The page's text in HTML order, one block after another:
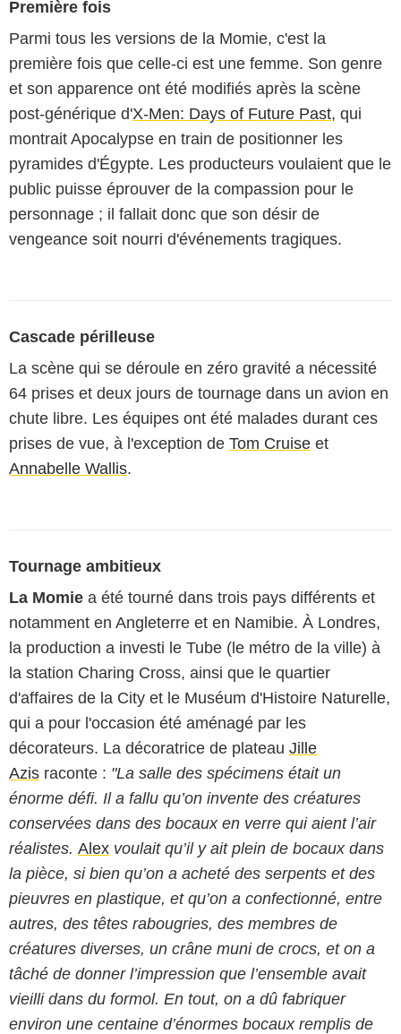
Première fois
Parmi tous les versions de la Momie, c'est la
première fois que celle-ci est une femme. Son genre
et son apparence ont été modifiés après la scène
post-générique d'X-Men: Days of Future Past, qui
montrait Apocalypse en train de positionner les
pyramides d'Égypte. Les producteurs voulaient que le
public puisse éprouver de la compassion pour le
personnage ; il fallait donc que son désir de
vengeance soit nourri d'événements tragiques.
Cascade périlleuse
La scène qui se déroule en zéro gravité a nécessité
64 prises et deux jours de tournage dans un avion en
chute libre. Les équipes ont été malades durant ces
prises de vue, à l'exception de Tom Cruise et
Annabelle Wallis.
Tournage ambitieux
La Momie a été tourné dans trois pays différents et
notamment en Angleterre et en Namibie. À Londres,
la production a investi le Tube (le métro de la ville) à
la station Charing Cross, ainsi que le quartier
d'affaires de la City et le Muséum d'Histoire Naturelle,
qui a pour l'occasion été aménagé par les
décorateurs. La décoratrice de plateau Jille
Azis raconte : "La salle des spécimens était un
énorme défi. Il a fallu qu’on invente des créatures
conservées dans des bocaux en verre qui aient l’air
réalistes. Alex voulait qu’il y ait plein de bocaux dans
la pièce, si bien qu’on a acheté des serpents et des
pieuvres en plastique, et qu’on a confectionné, entre
autres, des têtes rabougries, des membres de
créatures diverses, un crâne muni de crocs, et on a
tâché de donner l’impression que l’ensemble avait
vieilli dans du formol. En tout, on a dû fabriquer
environ une centaine d’énormes bocaux remplis de